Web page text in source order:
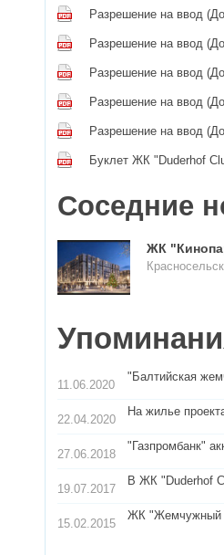
Разрешение на ввод
Разрешение на ввод
Разрешение на ввод
Разрешение на ввод
Разрешение на ввод
Буклет ЖК "Duderhof
Соседние
ЖК
11.06.2020
"Балтийская
22.04.2020
На жилье
27.06.2018
"Газпромбанк"
19.07.2017
В ЖК "Duderhof
15.02.2015
ЖК "Жемчужный